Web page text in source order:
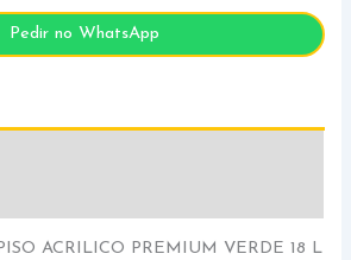
Pedir no WhatsApp
ACRILICO PREMIUM VERDE 18 L